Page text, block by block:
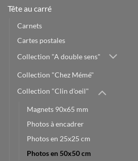
Tête au carré
Carnets
Cartes postales
Collection "A double sens"
Collection "Chez Mémé"
Collection "Clin d'oeil"
Magnets 90x65 mm
Photos à encadrer
Photos en 25x25 cm
Photos en 50x50 cm